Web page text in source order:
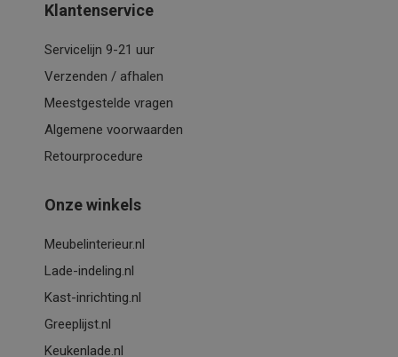
Klantenservice
Servicelijn 9-21 uur
Verzenden / afhalen
Meestgestelde vragen
Algemene voorwaarden
Retourprocedure
Onze winkels
Meubelinterieur.nl
Lade-indeling.nl
Kast-inrichting.nl
Greeplijst.nl
Keukenlade.nl